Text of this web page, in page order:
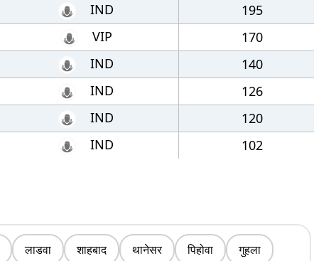
IND
195
VIP
170
IND
140
IND
126
IND
120
IND 102
लाडवा शाहबाद थानेसर पिहोवा गुहला